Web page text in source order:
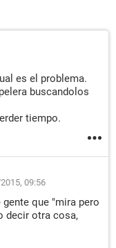
es el problema.
buscandolos
tiempo.
09:56
que "mira pero
decir otra cosa,